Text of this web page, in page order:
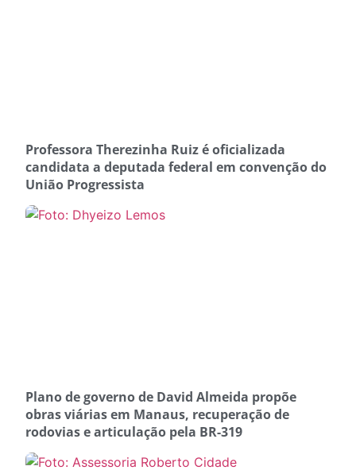
Professora Therezinha Ruiz é oficializada
candidata a deputada federal em convenção do
União Progressista
Plano de governo de David Almeida propõe
obras viárias em Manaus, recuperação de
rodovias e articulação pela BR-319